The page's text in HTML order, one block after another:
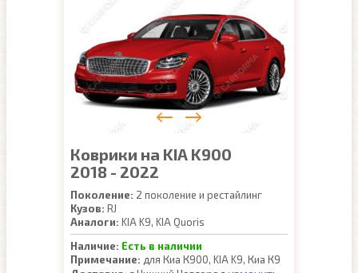
Коврики на KIA K900
2018 - 2022
Поколение: 2 поколение и рестайлинг
Кузов: RJ
Аналоги: KIA K9, KIA Quoris
Наличие: Есть в наличии
Примечание: для Киа К900, KIA K9, Киа К9